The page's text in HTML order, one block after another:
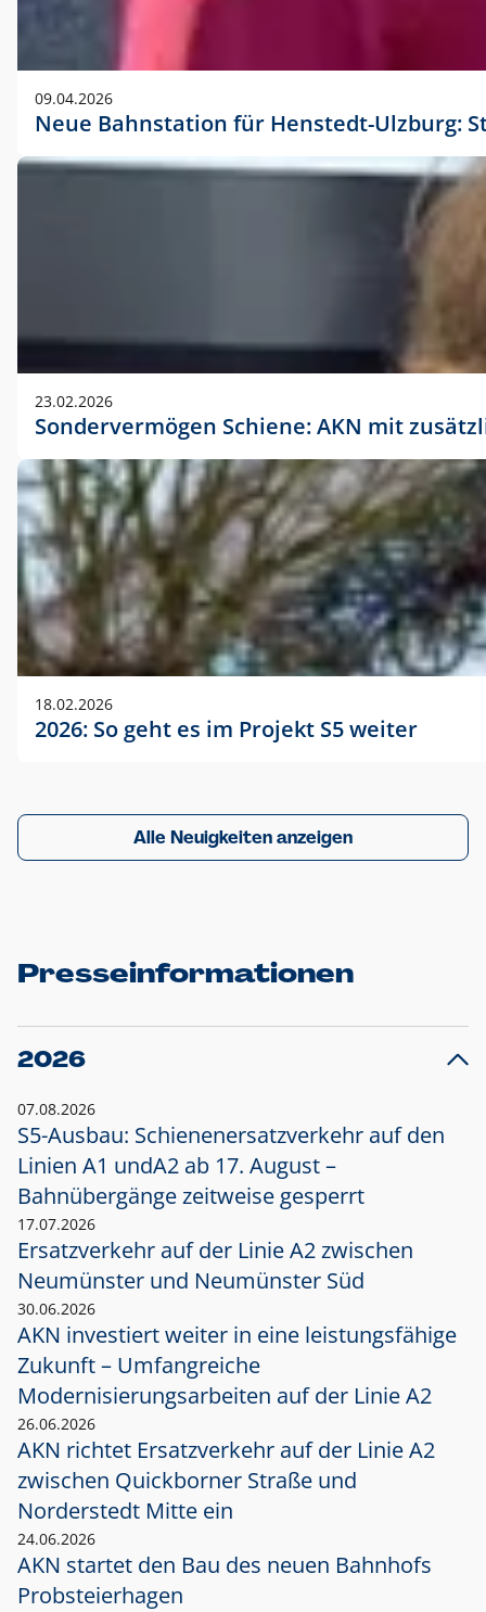
09.04.2026
Neue Bahnstation für Henstedt-Ulzburg:
23.02.2026
Sondervermögen Schiene: AKN mit
18.02.2026
2026: So geht es im Projekt S5 weiter
Alle Neuigkeiten anzeigen
Presseinformationen
2026
07.08.2026
S5-Ausbau: Schienenersatzverkehr auf den
Linien A1 undA2 ab 17. August –
Bahnübergänge zeitweise gesperrt
17.07.2026
Ersatzverkehr auf der Linie A2 zwischen
Neumünster und Neumünster Süd
30.06.2026
AKN investiert weiter in eine leistungsfähige
Zukunft – Umfangreiche
Modernisierungsarbeiten auf der Linie A2
26.06.2026
AKN richtet Ersatzverkehr auf der Linie A2
zwischen Quickborner Straße und
Norderstedt Mitte ein
24.06.2026
AKN startet den Bau des neuen Bahnhofs
Probsteierhagen